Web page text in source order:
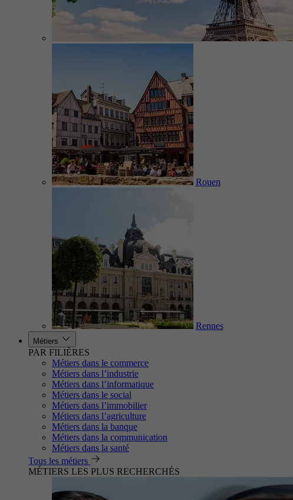
Rouen
Rennes
Métiers
PAR FILIÈRES
Métiers dans le commerce
Métiers dans l’industrie
Métiers dans l’informatique
Métiers dans le social
Métiers dans l’immobilier
Métiers dans l’agriculture
Métiers dans la banque
Métiers dans la communication
Métiers dans la santé
Tous les métiers
MÉTIERS LES PLUS RECHERCHÉS